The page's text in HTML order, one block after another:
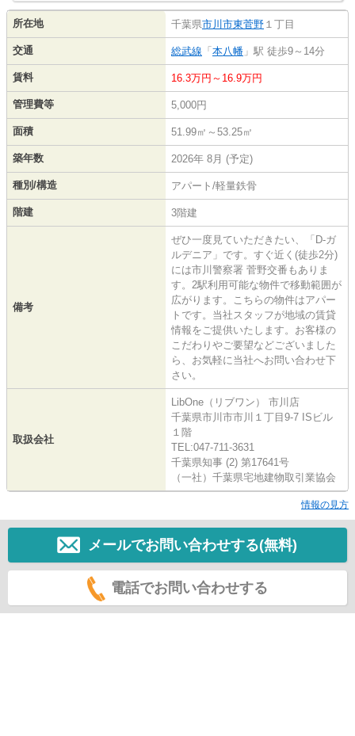
所在地 千葉県市川市東菅野 １丁目
交通 総武線 「 本八幡 」駅 徒歩9～14分
賃料 16.3万円～16.9万円
管理費等 5,000円
面積 51.99㎡～53.25㎡
築年数 2026年 8月 (予定)
種別/構造 アパート/軽量鉄骨
階建 3階建
備考
ぜひ一度見ていただきたい、「D-ガ
ルデニア」です。すぐ近く(徒歩2分)
には市川警察署 菅野交番もありま
す。2駅利用可能な物件で移動範囲が
広がります。こちらの物件はアパー
トです。当社スタッフが地域の賃貸
情報をご提供いたします。お客様の
こだわりやご要望などございました
ら、お気軽に当社へお問い合わせ下
さい。
取扱会社
LibOne（リブワン） 市川店
千葉県市川市市川１丁目9-7 ISビル
１階
TEL:047-711-3631
千葉県知事 (2) 第17641号
（一社）千葉県宅地建物取引業協会
情報の見方
メールでお問い合わせする(無料)
電話でお問い合わせする